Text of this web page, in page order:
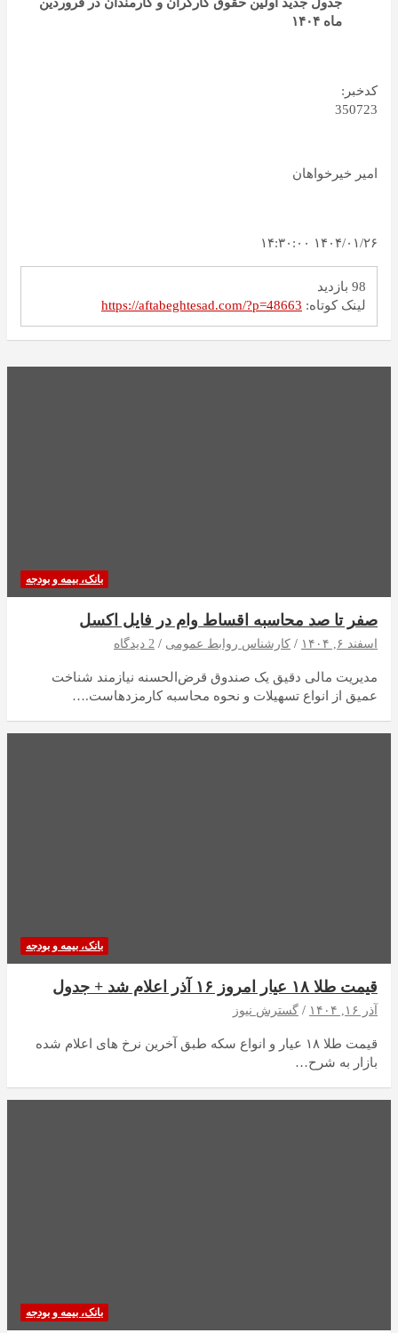
ماه ۱۴۰۴
کدخبر:
350723
امیر خیرخواهان
۱۴۰۴/۰۱/۲۶ ۱۴:۳۰:۰۰
98 بازدید
لینک کوتاه: https://aftabeghtesad.com/?p=48663
بانک، بیمه و بودجه
صفر تا صد محاسبه اقساط وام در فایل اکسل
اسفند ۶, ۱۴۰۴ کارشناس روابط عمومی 2 دیدگاه
مدیریت مالی دقیق یک صندوق قرض‌الحسنه نیازمند شناخت
عمیق از انواع تسهیلات و نحوه محاسبه کارمزدهاست.…
بانک، بیمه و بودجه
قیمت طلا ۱۸ عیار امروز ۱۶ آذر اعلام شد + جدول
آذر ۱۶, ۱۴۰۴ گسترش نیوز
قیمت طلا ۱۸ عیار و انواع سکه طبق آخرین نرخ های اعلام شده
بازار به شرح…
بانک، بیمه و بودجه